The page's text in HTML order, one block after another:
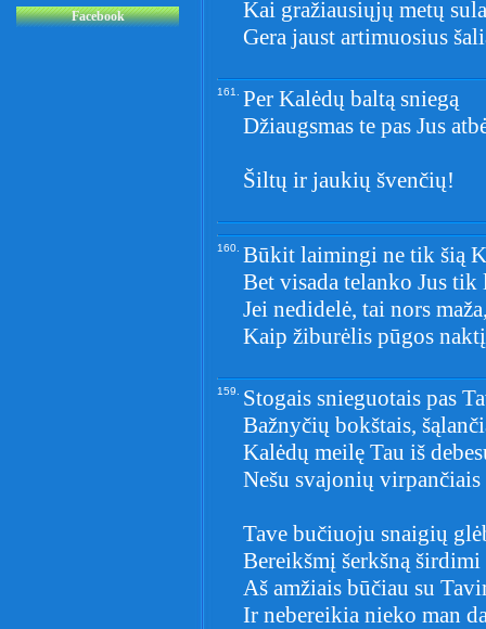
Facebook
Kai gražiausiųjų metų
Gera jaust artimuosius
161. Per Kalėdų baltą sniegą
Džiaugsmas te pas Jus
Šiltų ir jaukių švenčių!
160. Būkit laimingi ne tik šią
Bet visada telanko Jus tik
Jei nedidelė, tai nors
Kaip žiburėlis pūgos
159. Stogais snieguotais pas
Bažnyčių bokštais,
Kalėdų meilę Tau iš
Nešu svajonių virpančiais
Tave bučiuoju snaigių
Bereikšmį šerkšną
Aš amžiais būčiau su
Ir nebereikia nieko man